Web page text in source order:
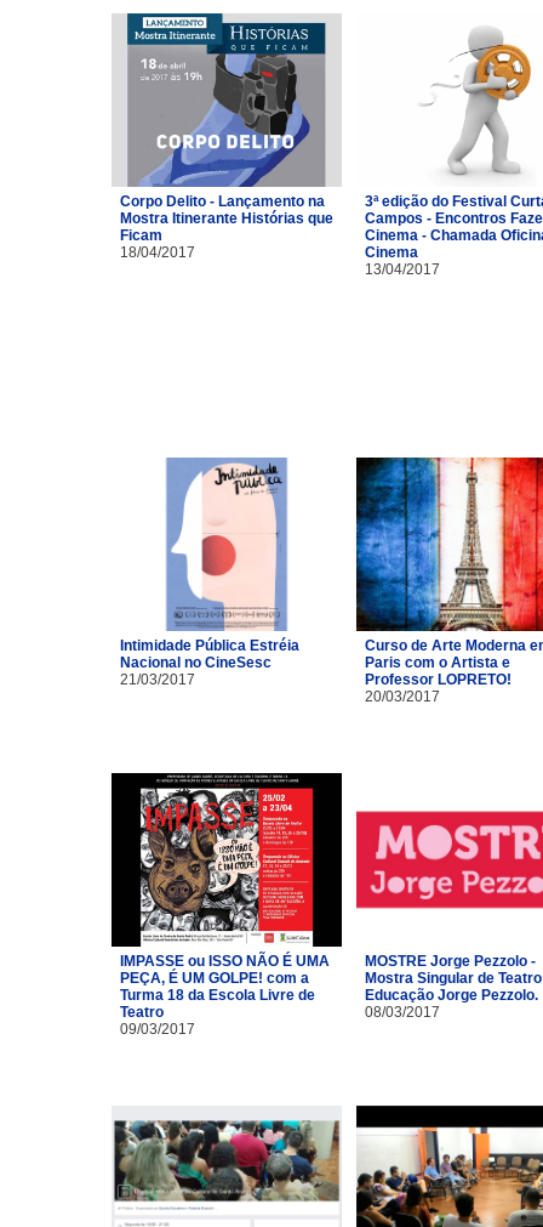
Corpo Delito - Lançamento na
Mostra Itinerante Histórias que
Ficam
18/04/2017
3ª edição do Festival
Campos - Encontros
Cinema - Chamada
Cinema
13/04/2017
Intimidade Pública Estréia
Nacional no CineSesc
21/03/2017
Curso de Arte Moderna
Paris com o Artista e
Professor LOPRETO!
20/03/2017
IMPASSE ou ISSO NÃO É UMA
PEÇA, É UM GOLPE! com a
Turma 18 da Escola Livre de
Teatro​
09/03/2017
MOSTRE Jorge Pezzolo -
Mostra Singular de Teatro
Educação Jorge Pezzolo.
08/03/2017